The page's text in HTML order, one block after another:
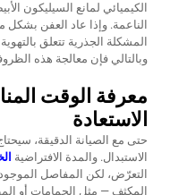
الكيميائي لمانع السيليكون
الناعمة. وإذا عاد العفن
المشكلة الجذرية تتعلق
وبالتالي فإن معالجة هذه
معرفة الوقت
الاستعادة
حتى مع الصيانة الدقيقة،
الاستبدال. والمدة الافتراضية
التعرّض، لكن المفاصل
المكثف — مثل الحمامات أو